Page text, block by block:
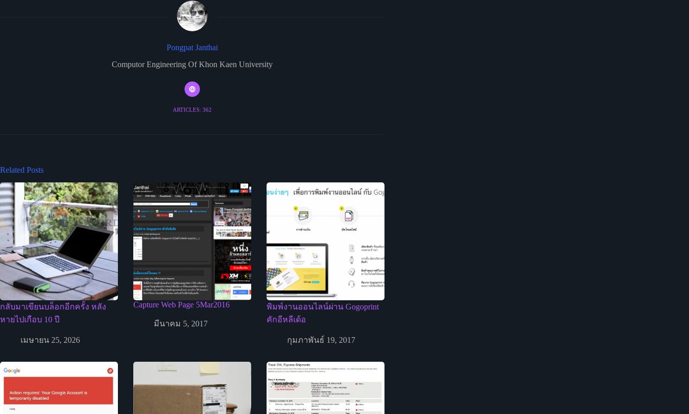
Pongpat Janthai
Computor Engineering Of Khon Kaen University
ARTICLES: 362
Related Posts
กลับมาเขียนบล็อกอีกครั้ง หลัง
หายไปเกือบ 10 ปี
เมษายน 25, 2026
Capture Web Page 5Mar2016
มีนาคม 5, 2017
พิมพ์งานออนไลน์ผ่าน Gogoprint
คักอีหลีเด้อ
กุมภาพันธ์ 19, 2017